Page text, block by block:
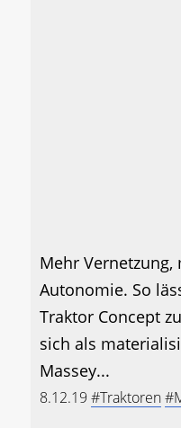
Mehr
Autonomie. So
Traktor Concept
sich als
Massey...
8.12.19 #Traktoren